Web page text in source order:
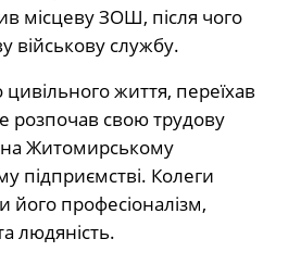
місцеву ЗОШ, після чого
військову службу.
життя, переїхав
розпочав свою трудову
на Житомирському
підприємстві. Колеги
його професіоналізм,
людяність.